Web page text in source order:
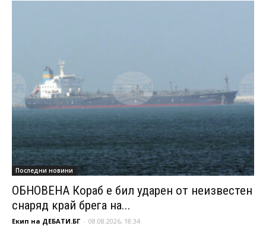
Последни новини
ОБНОВЕНА Кораб е бил ударен от неизвестен
снаряд край брега на...
Екип на ДЕБАТИ.БГ - 08.08.2026, 18:34